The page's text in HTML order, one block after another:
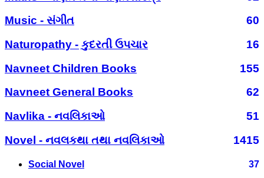
Music - સંગીત
60
Naturopathy - કુદરતી ઉપચાર
16
Navneet Children Books
155
Navneet General Books
62
Navlika - નવલિકાઓ
51
Novel - નવલકથા તથા નવલિકાઓ
1415
Social Novel 37